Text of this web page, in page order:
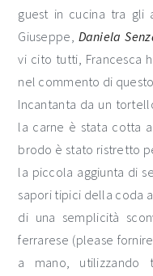
guest in cucina tra gli
Giuseppe, Daniela
vi cito tutti, Francesca
nel commento di
Incantanta da un
la carne è stata cotta
brodo è stato ristretto
la piccola aggiunta di
sapori tipici della coda
di una semplicità
ferrarese (please
a mano, utilizzando